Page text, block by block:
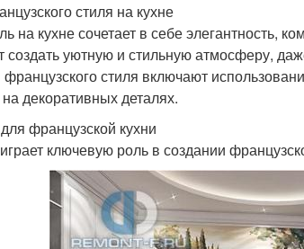
стиля на кухне
на кухне сочетает в себе
создать уютную и стильную атмосферу,
стиля включают
декоративных деталях.
французской кухни
ключевую роль в создании